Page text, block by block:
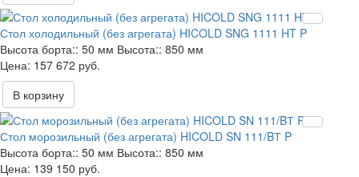
Стол холодильный (без агрегата) HICOLD SNG 1111 HT P
Высота борта:: 50 мм Высота:: 850 мм
157 672 руб.
В корзину
Стол морозильный (без агрегата) HICOLD SN 111/BТ P
Высота борта:: 50 мм Высота:: 850 мм
139 150 руб.